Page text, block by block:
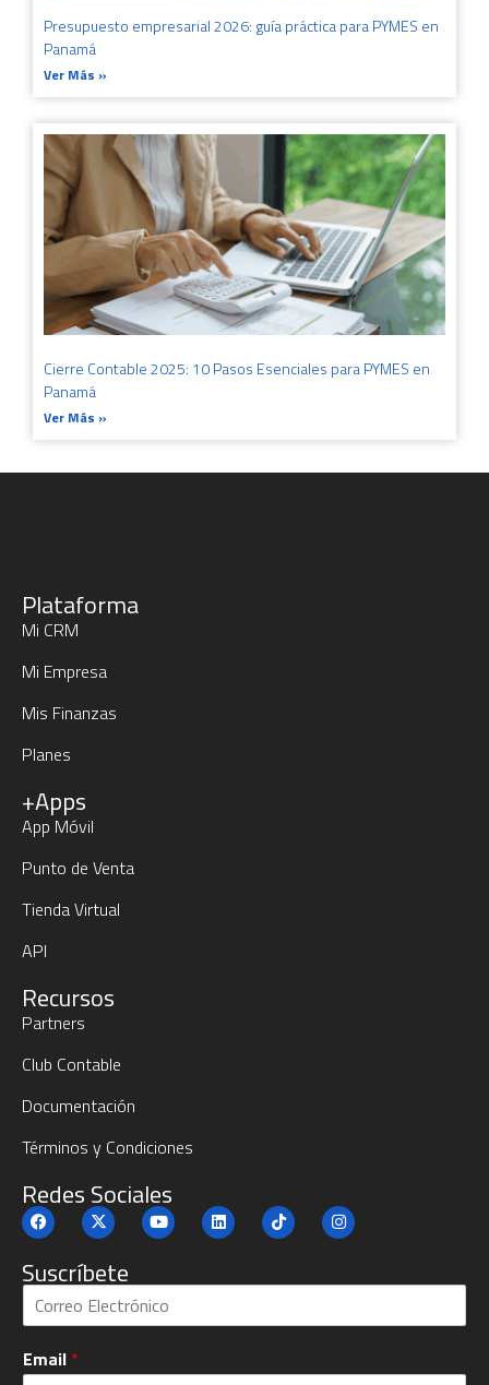
Presupuesto empresarial 2026: guía práctica para PYMES en
Panamá
Ver Más »
Cierre Contable 2025: 10 Pasos Esenciales para PYMES en
Panamá
Ver Más »
Plataforma
Mi CRM
Mi Empresa
Mis Finanzas
Planes
+Apps
App Móvil
Punto de Venta
Tienda Virtual
API
Recursos
Partners
Club Contable
Documentación
Términos y Condiciones
Redes Sociales
Suscríbete
S
c
Email *